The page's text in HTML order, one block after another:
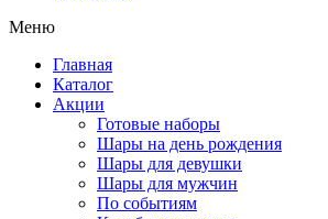
Меню
Главная
Каталог
Акции
Готовые наборы
Шары на день рождения
Шары для девушки
Шары для мужчин
По событиям